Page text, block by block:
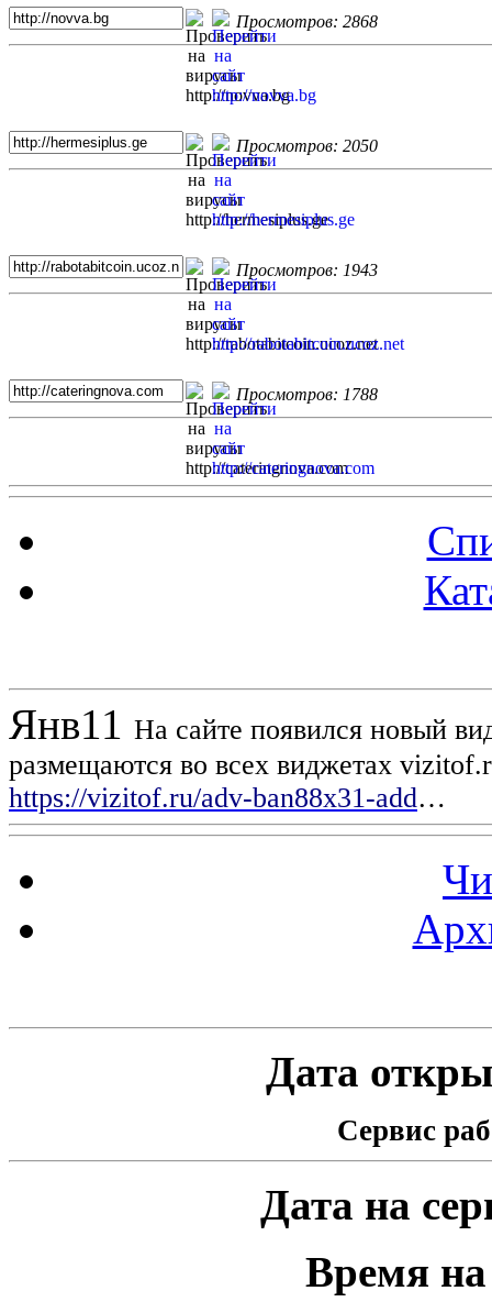
Просмотров: 2868
Просмотров: 2050
Просмотров: 1943
Просмотров: 1788
Янв11 На сайте появился новый
размещаются во всех виджетах
https://vizitof.ru/adv-ban88x31-add…
Дата
Сервис
Дата на
Время на